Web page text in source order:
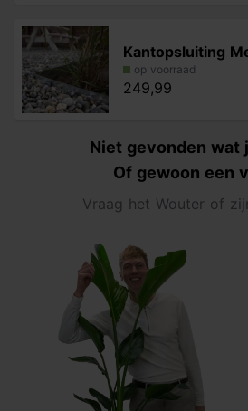
Kantopsluiting
op voorraad
249,99
Niet gevonden wat
Of gewoon een
Vraag het Wouter of